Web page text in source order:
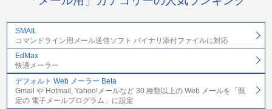
SMAIL
コマンドライン用メール送信ソフト バイナリ添付ファイルに対応
EdMax
快適メーラー
デフォルト Web メーラー Beta
Gmail や Hotmail, Yahoo!メールなど 30 種類以上の Web メールを「既
定の 電子メールプログラム」に設定